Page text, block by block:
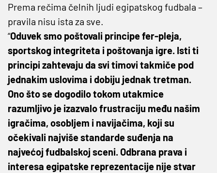
Prema rečima čelnih ljudi egipatskog fudbala –
pravila nisu ista za sve.
“Oduvek smo poštovali principe fer-pleja,
sportskog integriteta i poštovanja igre. Isti ti
principi zahtevaju da svi timovi takmiče pod
jednakim uslovima i dobiju jednak tretman.
Ono što se dogodilo tokom utakmice
razumljivo je izazvalo frustraciju među našim
igračima, osobljem i navijačima, koji su
očekivali najviše standarde suđenja na
najvećoj fudbalskoj sceni. Odbrana prava i
interesa egipatske reprezentacije nije stvar